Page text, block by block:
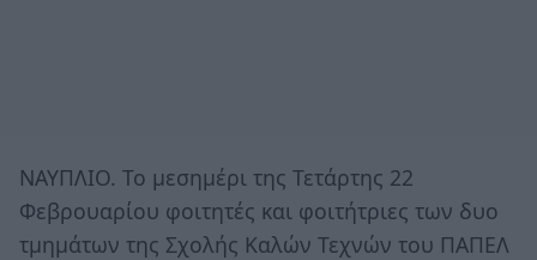
ΝΑΥΠΛΙΟ. Το μεσημέρι της Τετάρτης 22
Φεβρουαρίου φοιτητές και φοιτήτριες των δυο
τμημάτων της Σχολής Καλών Τεχνών του ΠΑΠΕΛ